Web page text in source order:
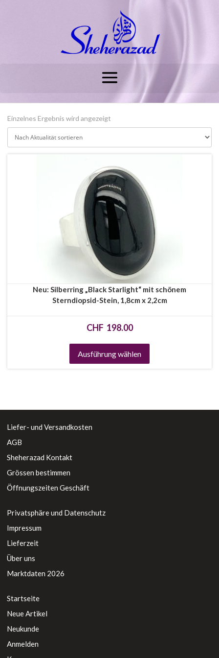
Einzelnes Ergebnis wird angezeigt
Neu: Silberring „Black Starlight“ mit schönem
Sterndiopsid-Stein, 1,8cm x 2,2cm
CHF 198.00
Ausführung wählen
Liefer- und Versandkosten
AGB
Sheherazad Kontakt
Grössen bestimmen
Öffnungszeiten Geschäft
Privatsphäre und Datenschutz
Impressum
Lieferzeit
Über uns
Marktdaten 2026
Startseite
Neue Artikel
Neukunde
Anmelden